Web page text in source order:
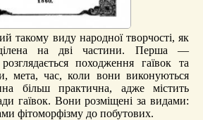
такому виду народної творчості, як
на дві частини. Перша —
походження гаївок та
мета, час, коли вони виконуються
більш практична, адже містить
гаївок. Вони розміщені за видами:
фітоморфізму до побутових.